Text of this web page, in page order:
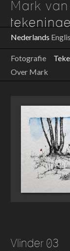
Mark
Nederlands
Fotografie
Over Mark
Vlinder 03